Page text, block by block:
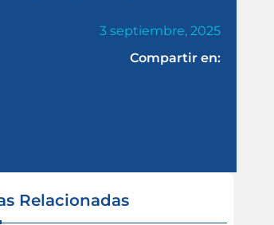
3 septiembre, 2025
Compartir en:
Relacionadas